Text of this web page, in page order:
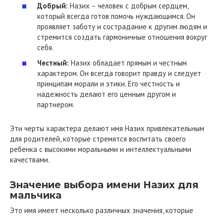
Добрый: Назих – человек с добрым сердцем,
который всегда готов помочь нуждающимся. Он
проявляет заботу и сострадание к другим людям и
стремится создать гармоничные отношения вокруг
себя.
Честный: Назих обладает прямым и честным
характером. Он всегда говорит правду и следует
принципам морали и этики. Его честность и
надежность делают его ценным другом и
партнером.
Эти черты характера делают имя Назих привлекательным
для родителей, которые стремятся воспитать своего
ребенка с высокими моральными и интеллектуальными
качествами.
Значение выбора имени Назих для
мальчика
Это имя имеет несколько различных значения, которые